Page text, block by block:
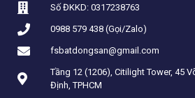
Số ĐKKD: 0317238763
0988 579 438 (Gọi/Zalo)
fsbatdongsan@gmail.com
Tầng 12 (1206), Citilight Tower, 45
Định, TPHCM